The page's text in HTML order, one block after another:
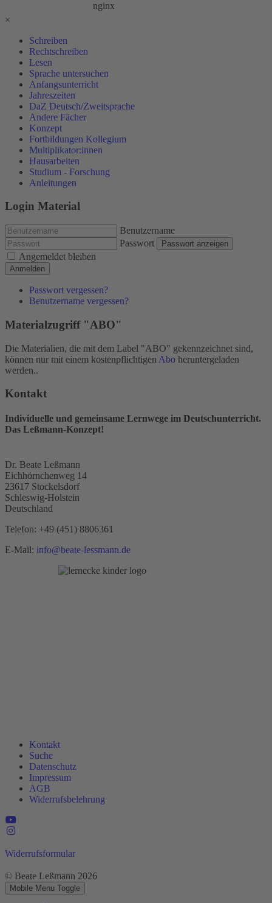
×
Schreiben
Rechtschreiben
Lesen
Sprache untersuchen
Anfangsunterricht
Jahreszeiten
DaZ Deutsch/Zweitsprache
Andere Fächer
Konzept
Fortbildungen Kollegium
Multiplikator:innen
Hausarbeiten
Studium - Forschung
Anleitungen
Login Material
Benutzername
Passwort
Passwort anzeigen
Angemeldet bleiben
Anmelden
Passwort vergessen?
Benutzername vergessen?
Materialzugriff "ABO"
Die Materialien, die mit dem Label "ABO" gekennzeichnet sind,
können nur mit einem kostenpflichtigen Abo heruntergeladen
werden..
Kontakt
Individuelle und gemeinsame Lernwege im Deutschunterricht.
Das Leßmann-Konzept!
Dr. Beate Leßmann
Eichhörnchenweg 14
23617 Stockelsdorf
Schleswig-Holstein
Deutschland
Telefon: +49 (451) 8806361
E-Mail: info@beate-lessmann.de
Kontakt
Suche
Datenschutz
Impressum
AGB
Widerrufsbelehrung
Widerrufsformular
© Beate Leßmann 2026
Mobile Menu Toggle